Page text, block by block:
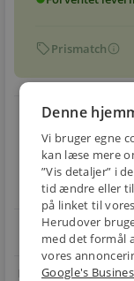
sellPrismatchinfo
E-MÆRKET
Handle trygt hos
star4.1 på
Denne
Vi bruger egne
kan læse mere
”Vis detaljer” i
tid ændre eller
på linket til
Herudover
med det formål
vores
Google's